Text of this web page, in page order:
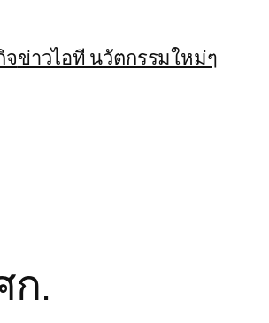
จข่าวไอที นวัตกรรมใหม่ๆ
.